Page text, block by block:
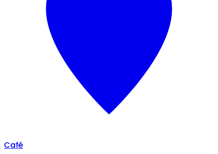
Café